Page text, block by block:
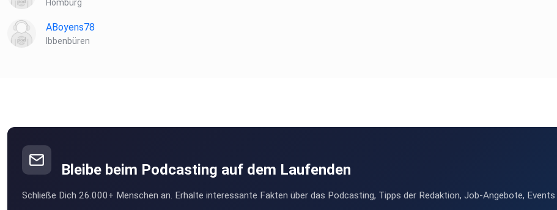
Homburg
ABoyens78
Ibbenbüren
Bleibe beim Podcasting auf dem Laufenden
Schließe Dich 26.000+ Menschen an. Erhalte interessante Fakten über das Podcasting, Tipps der Redaktion, Job-Angebote, Events